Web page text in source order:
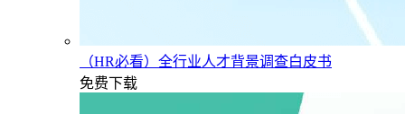
（HR必看）全行业人才背景调查白皮书
免费下载